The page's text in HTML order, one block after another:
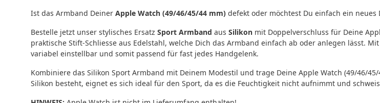
Ist das Armband Deiner Apple Watch (49/46/45/44 mm) defekt oder möchtest Du einfach ein neues
Bestelle jetzt unser stylisches Ersatz Sport Armband aus Silikon mit Doppelverschluss für Deine
praktische Stift-Schliesse aus Edelstahl, welche Dich das Armband einfach ab oder anlegen lässt.
variabel einstellbar und somit passend für fast jedes Handgelenk.
Kombiniere das Silikon Sport Armband mit Deinem Modestil und trage Deine Apple Watch (49/46/
Silikon besteht, eignet es sich ideal für den Sport, da es die Feuchtigkeit nicht aufnimmt und